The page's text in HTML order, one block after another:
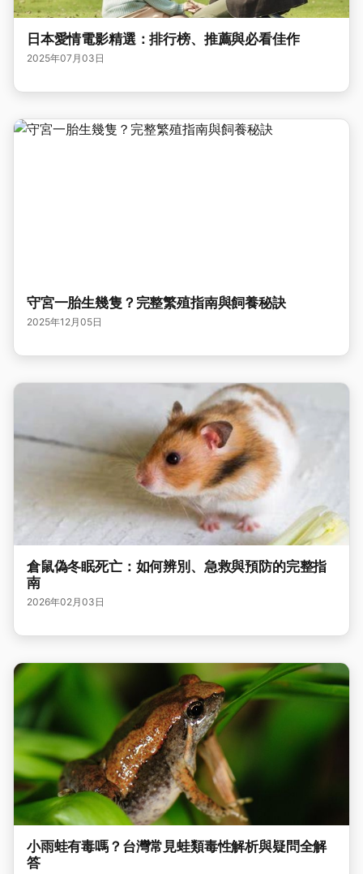
日本愛情電影精選：排行榜、推薦與必看佳作
2025年07月03日
守宮一胎生幾隻？完整繁殖指南與飼養秘訣
2025年12月05日
倉鼠偽冬眠死亡：如何辨別、急救與預防的完整指
南
2026年02月03日
小雨蛙有毒嗎？台灣常見蛙類毒性解析與疑問全解
答